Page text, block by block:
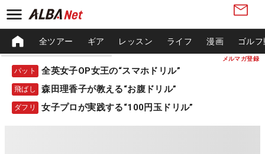
メルマガ登録
全ツアー ギア レッスン ライフ 漫画 ゴル
パット 全英女子OP女王の“スマホドリル”
飛ばし 森田理香子が教える“お腹ドリル”
ダフリ 女子プロが実践する“100円玉ドリル”